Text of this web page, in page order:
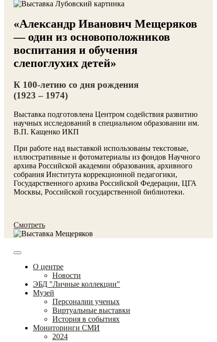
«Александр Иванович Мещеряков
— один из основоположников
воспитания и обучения
слепоглухих детей»
К 100-летию со дня рождения
(1923 – 1974)
Выставка подготовлена Центром содействия развитию
научных исследований в специальном образовании им.
В.П. Кащенко ИКП
При работе над выставкой использованы текстовые,
иллюстративные и фотоматериалы из фондов Научного
архива Российской академии образования, архивного
собрания Института коррекционной педагогики,
Государственного архива Российской Федерации, ЦГА
Москвы, Российской государственной библиотеки.
Смотреть
О центре
Новости
ЭБД "Личные коллекции"
Музей
Персоналии ученых
Виртуальные выставки
История в событиях
Мониторинги СМИ
2024